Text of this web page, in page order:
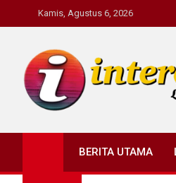
to
Kamis, Agustus 6, 2026
BERITA UTAMA